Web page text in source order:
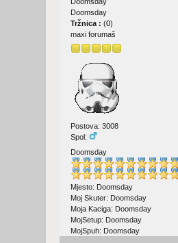
Doomsday
Tržnica :(0)
maxi forumaš
Postova: 3008
Spol:
Doomsday
Mjesto: Doomsday
Moj Skuter: Doomsday
Moja Kaciga: Doomsday
MojSetup: Doomsday
MojSpuh: Doomsday